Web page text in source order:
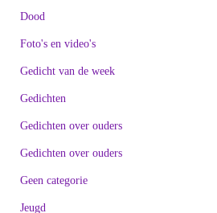
Dood
Foto's en video's
Gedicht van de week
Gedichten
Gedichten over ouders
Gedichten over ouders
Geen categorie
Jeugd